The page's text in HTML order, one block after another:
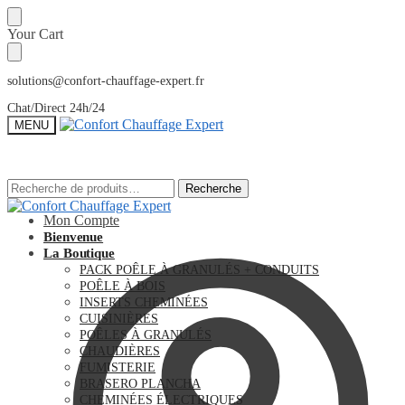
Sauter
à
la
navigation
Skip
to
content
Your Cart
solutions@confort-chauffage-expert.fr
Chat/Direct 24h/24
MENU
Recherche
pour :
Recherche
Mon Compte
Recherche
pour :
Recherche
Bienvenue
La Boutique
PACK POÊLE À GRANULÉS + CONDUITS
POÊLE À BOIS
INSERTS CHEMINÉES
CUISINIÈRES
POÊLES À GRANULÉS
CHAUDIÈRES
FUMISTERIE
BRASERO PLANCHA
CHEMINÉES ÉLECTRIQUES